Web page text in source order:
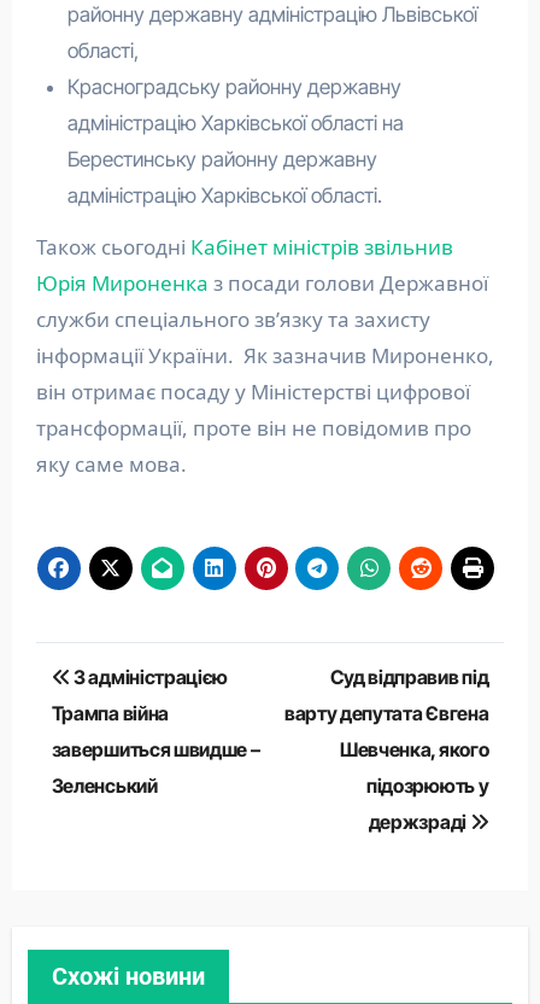
районну державну адміністрацію Львівської
області,
Красноградську районну державну
адміністрацію Харківської області на
Берестинську районну державну
адміністрацію Харківської області.
Також сьогодні Кабінет міністрів звільнив
Юрія Мироненка з посади голови Державної
служби спеціального зв’язку та захисту
інформації України. Як зазначив Мироненко,
він отримає посаду у Міністерстві цифрової
трансформації, проте він не повідомив про
яку саме мова.
Навігація
записів
З адміністрацією
Трампа війна
завершиться швидше –
Зеленський
Суд відправив під
варту депутата Євгена
Шевченка, якого
підозрюють у
держзраді
Схожі новини